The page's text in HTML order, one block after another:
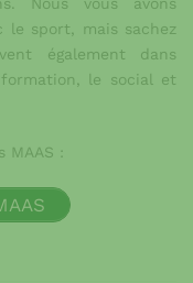
le sport, mais sachez
également dans
le social et
MAAS :